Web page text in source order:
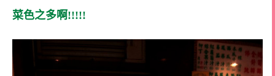
菜色之多啊!!!!!